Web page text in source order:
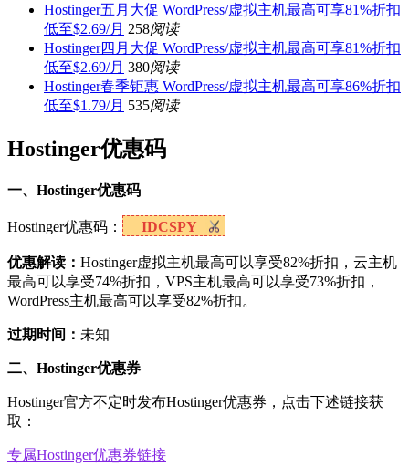
Hostinger五月大促 WordPress/虚拟主机最高可享81%折扣
低至$2.69/月 258阅读
Hostinger四月大促 WordPress/虚拟主机最高可享81%折扣
低至$2.69/月 380阅读
Hostinger春季钜惠 WordPress/虚拟主机最高可享86%折扣
低至$1.79/月 535阅读
Hostinger优惠码
一、Hostinger优惠码
Hostinger优惠码： IDCSPY
优惠解读： Hostinger虚拟主机最高可以享受82%折扣，云主机
最高可以享受74%折扣，VPS主机最高可以享受73%折扣，
WordPress主机最高可以享受82%折扣。
过期时间： 未知
二、Hostinger优惠券
Hostinger官方不定时发布Hostinger优惠券，点击下述链接获
取：
专属Hostinger优惠券链接